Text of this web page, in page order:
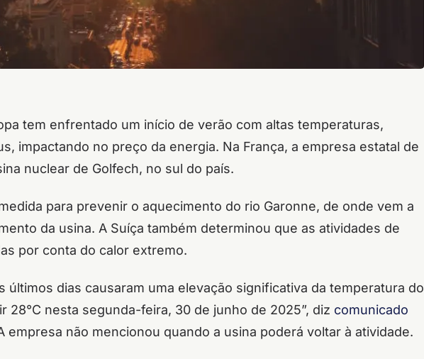
tem enfrentado um início de verão com altas temperaturas,
impactando no preço da energia. Na França, a empresa estatal de
nuclear de Golfech, no sul do país.
para prevenir o aquecimento do rio Garonne, de onde vem a
da usina. A Suíça também determinou que as atividades de
por conta do calor extremo.
últimos dias causaram uma elevação significativa da temperatura do
28°C nesta segunda-feira, 30 de junho de 2025”, diz comunicado
empresa não mencionou quando a usina poderá voltar à atividade.